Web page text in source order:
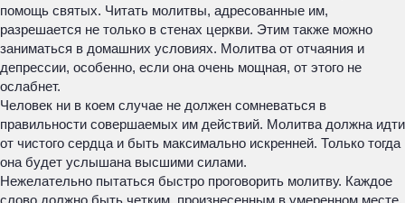
помощь святых. Читать молитвы, адресованные им,
разрешается не только в стенах церкви. Этим также можно
заниматься в домашних условиях. Молитва от отчаяния и
депрессии, особенно, если она очень мощная, от этого не
ослабнет.
Человек ни в коем случае не должен сомневаться в
правильности совершаемых им действий. Молитва должна идти
от чистого сердца и быть максимально искренней. Только тогда
она будет услышана высшими силами.
Нежелательно пытаться быстро проговорить молитву. Каждое
слово должно быть четким, произнесенным в умеренном месте.